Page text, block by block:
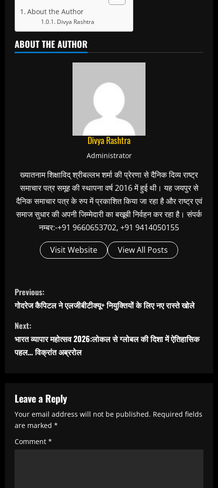
About the Author
Divya Rashtra
ABOUT THE AUTHOR
Divya Rashtra
Administrator
ख्यातनाम शिक्षाविद् श्रीबल्लभ शर्मा की प्रेरणा से दैनिक दिव्य राष्ट्र
समाचार पत्र समूह की स्थापना वर्ष 2016 में हुई थी। यह जयपुर से
दैनिक समाचार पत्र के रुप में प्रकाशित किया जा रहा है और राष्ट्र एवं
समाज सुधार की अपनी जिम्मेदारी का बखूबी निर्वहन कर रहा है। संपर्क
नम्बर:-+91 9660653702, +91 9414050155
Visit Website View All Posts
C
o
n
t
i
e
R
e
a
Previous:
गोदरेज कैपिटल ने एलजीबीटीक्यू+ नियुक्तियों के लिए नए रास्ते खोले
Next:
भारत व्यापार महोत्सव 2026:लोकल से ग्लोबल की दिशा में ऐतिहासिक
पहल… विक्रांत अब्ररोल
Leave a Reply
Your email address will not be published. Required fields
are marked *
Comment *